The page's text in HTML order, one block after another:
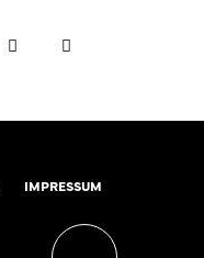
IMPRESSUM